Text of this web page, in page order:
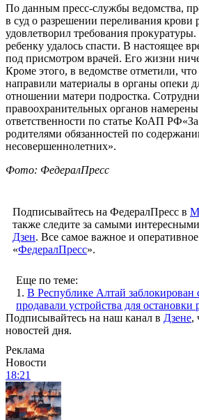
По данным пресс-службы ведомства,
в суд о разрешении переливания крови
удовлетворил требования прокуратуры.
ребенку удалось спасти. В настоящее
под присмотром врачей. Его жизни
Кроме этого, в ведомстве отметили,
направили материалы в органы опеки
отношении матери подростка.
правоохранительных органов
ответственности по статье КоАП
родителями обязанностей по
несовершеннолетних».
Фото: ФедералПресс
Подписывайтесь на ФедералПресс в
также следите за самыми
Дзен. Все самое важное и
«ФедералПресс».
Еще по теме:
1. В Республике Алтай заблокирован
продавали устройства для остановки
Подписывайтесь на наш канал в Дзене,
новостей дня.
Реклама
Новости
18:21